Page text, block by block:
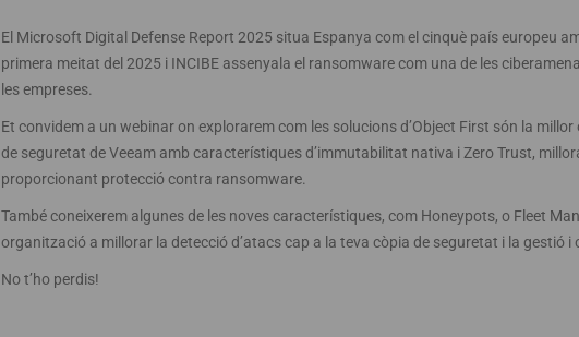
El Microsoft Digital Defense Report 2025 situa Espanya com el cinquè país europeu
primera meitat del 2025 i INCIBE assenyala el ransomware com una de les
les empreses.
Et convidem a un webinar on explorarem com les solucions d’Object First són la
de seguretat de Veeam amb característiques d’immutabilitat nativa i Zero Trust,
proporcionant protecció contra ransomware.
També coneixerem algunes de les noves característiques, com Honeypots, o Fleet
organització a millorar la detecció d’atacs cap a la teva còpia de seguretat i la gestió
No t’ho perdis!